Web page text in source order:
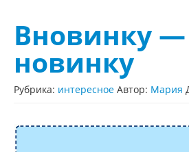
Вновинку
новинку
Рубрика: интересное Автор: Мария